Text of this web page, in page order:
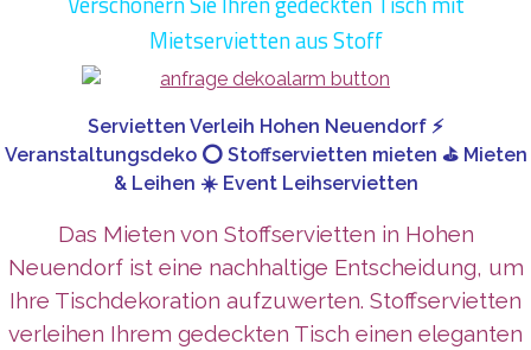
Mietservietten aus Stoff
Servietten Verleih Hohen Neuendorf ⚡
Veranstaltungsdeko ⭕ Stoffservietten mieten ⛳ Mieten
& Leihen ☀️ Event Leihservietten
Das Mieten von Stoffservietten in Hohen
Neuendorf ist eine nachhaltige Entscheidung, um
Ihre Tischdekoration aufzuwerten. Stoffservietten
verleihen Ihrem gedeckten Tisch einen eleganten